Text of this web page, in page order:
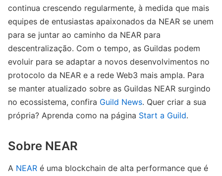
continua crescendo regularmente, à medida que mais
equipes de entusiastas apaixonados da NEAR se unem
para se juntar ao caminho da NEAR para
descentralização. Com o tempo, as Guildas podem
evoluir para se adaptar a novos desenvolvimentos no
protocolo da NEAR e a rede Web3 mais ampla. Para
se manter atualizado sobre as Guildas NEAR surgindo
no ecossistema, confira Guild News. Quer criar a sua
própria? Aprenda como na página Start a Guild.
Sobre NEAR
A NEAR é uma blockchain de alta performance que é